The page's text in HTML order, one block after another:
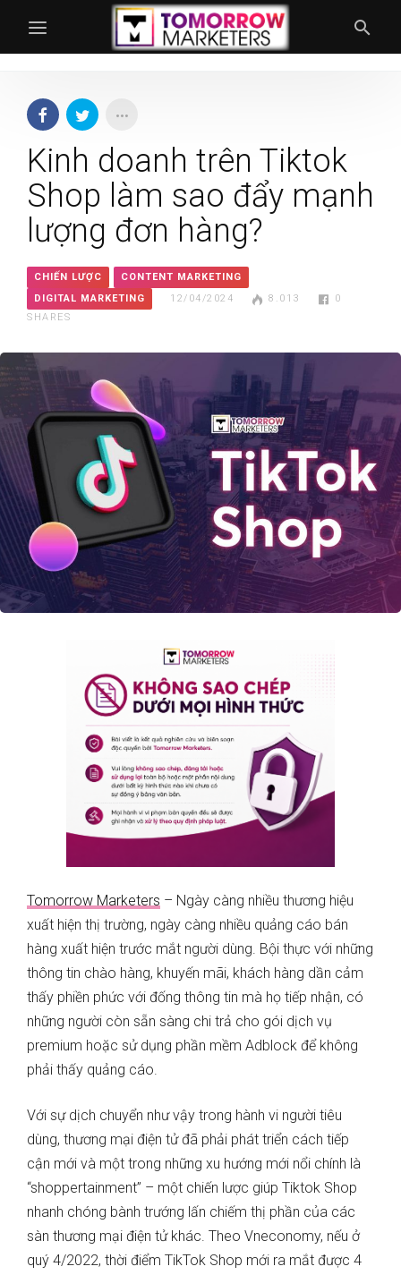
Kinh doanh trên Tiktok
Shop làm sao đẩy mạnh
lượng đơn hàng?
CHIẾN LƯỢC
CONTENT MARKETING
DIGITAL MARKETING
12/04/2024 8.013
0
SHARES
Tomorrow Marketers – Ngày càng nhiều thương hiệu
xuất hiện thị trường, ngày càng nhiều quảng cáo bán
hàng xuất hiện trước mắt người dùng. Bội thực với những
thông tin chào hàng, khuyến mãi, khách hàng dần cảm
thấy phiền phức với đống thông tin mà họ tiếp nhận, có
những người còn sẵn sàng chi trả cho gói dịch vụ
premium hoặc sử dụng phần mềm Adblock để không
phải thấy quảng cáo.
Với sự dịch chuyển như vậy trong hành vi người tiêu
dùng, thương mại điện tử đã phải phát triển cách tiếp
cận mới và một trong những xu hướng mới nổi chính là
“shoppertainment” – một chiến lược giúp Tiktok Shop
nhanh chóng bành trướng lấn chiếm thị phần của các
sàn thương mại điện tử khác. Theo Vneconomy, nếu ở
quý 4/2022, thời điểm TikTok Shop mới ra mắt được 4